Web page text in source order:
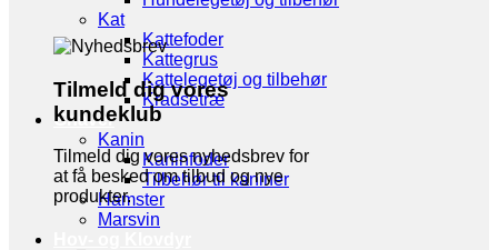
Kat
Kattefoder
Kattegrus
Kattelegetøj og tilbehør
Kradsetræ
Gnaver
Kanin
Kaninfoder
Tilbehør til kaniner
Hamster
Marsvin
Tilmeld dig vores
kundeklub
Tilmeld dig vores nyhedsbrev for
at få besked om tilbud og nye
produkter.